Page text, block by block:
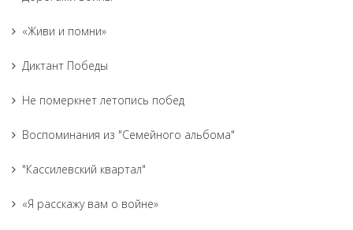
«Живи и помни»
Диктант Победы
Не померкнет летопись побед
Воспоминания из "Семейного альбома"
"Кассилевский квартал"
«Я расскажу вам о войне»